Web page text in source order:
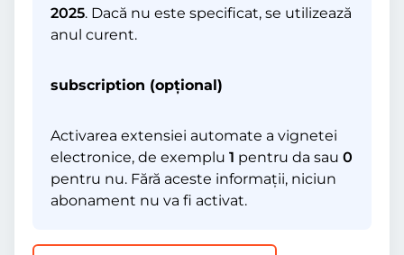
2025. Dacă nu este specificat, se utilizează
anul curent.
subscription (opţional)
Activarea extensiei automate a vignetei
electronice, de exemplu 1 pentru da sau 0
pentru nu. Fără aceste informații, niciun
abonament nu va fi activat.